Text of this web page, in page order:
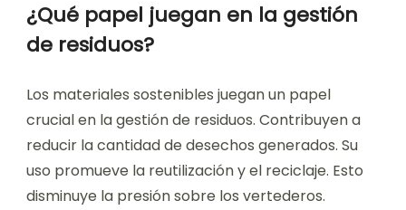
¿Qué papel juegan en la gestión
de residuos?
Los materiales sostenibles juegan un papel
crucial en la gestión de residuos. Contribuyen a
reducir la cantidad de desechos generados. Su
uso promueve la reutilización y el reciclaje. Esto
disminuye la presión sobre los vertederos.